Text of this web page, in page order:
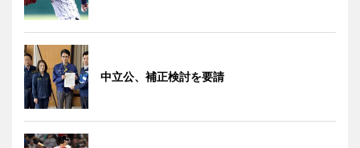
中立公、補正検討を要請